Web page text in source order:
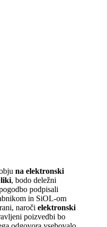
na elektronski
, bodo deležni
podpisali
in SiOL-om
naroči elektronski
poizvedbi bo